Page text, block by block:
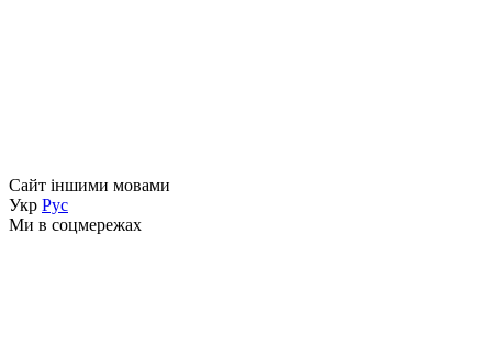
Сайт іншими мовами
Укр Рус
Ми в соцмережах